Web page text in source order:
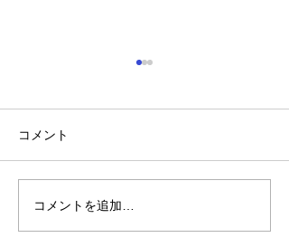
「懲役二七年」で問われ
る司法 国民感情は判決
コメント
コメントを追加…